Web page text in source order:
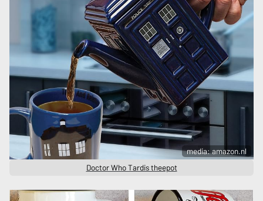
media: amazon.nl
Doctor Who Tardis theepot